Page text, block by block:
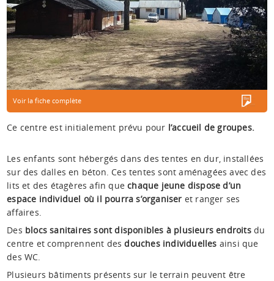
Voir la fiche complète
Ce centre est initialement prévu pour l’accueil de groupes.
Les enfants sont hébergés dans des tentes en dur, installées
sur des dalles en béton. Ces tentes sont aménagées avec des
lits et des étagères afin quechaque jeune dispose d’un
espace individuel où il pourra s’organiser et ranger ses
affaires.
Des blocs sanitaires sont disponibles à plusieurs endroitsdu
centre et comprennent desdouches individuelles ainsi que
des WC.
Plusieurs bâtiments présents sur le terrain peuvent être